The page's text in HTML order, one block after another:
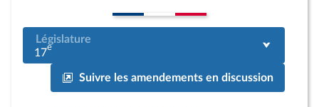
Législature
17e
Suivre les amendements en discussion